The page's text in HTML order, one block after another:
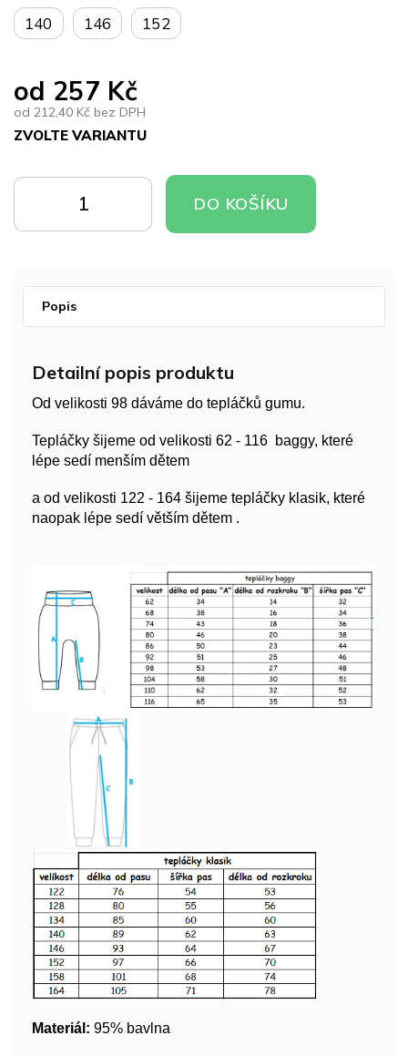
od 257 Kč
od 212,40 Kč bez DPH
ZVOLTE VARIANTU
cena:
140 146 152
KOŠÍKU
KOŠÍKU
DO KOŠÍKU
Popis
Detailní popis produktu
Od velikosti 98 dáváme do tepláčků gumu.
Tepláčky šijeme od velikosti 62 - 116 baggy, které
lépe sedí menším dětem
a od velikosti 122 - 164 šijeme tepláčky klasik, které
naopak lépe sedí větším dětem .
Materiál: 95% bavlna